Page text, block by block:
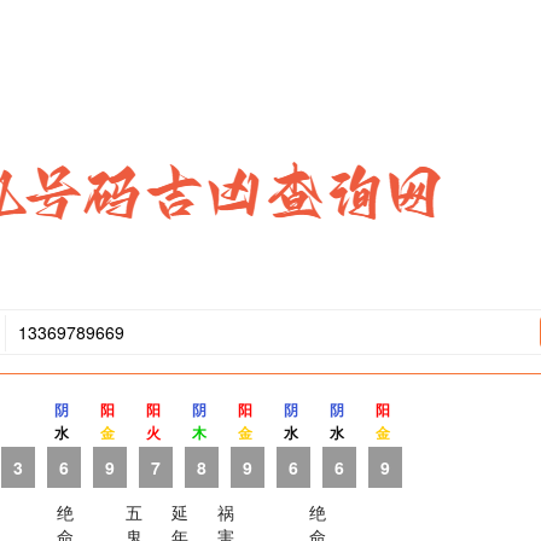
3
阴
水
6
阳
金
9
绝
命
阳
火
7
五
鬼
阴
木
8
延
年
阳
金
9
祸
害
阴
水
6
阴
水
6
阳
金
9
绝
命